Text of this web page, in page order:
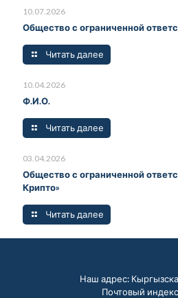
10.07.2026
Общество с ограниченной
Читать далее
10.04.2026
Ф.И.О.
Читать далее
03.04.2026
Общество с ограниченной
Крипто»
Читать далее
Наш адрес:
Почтовый